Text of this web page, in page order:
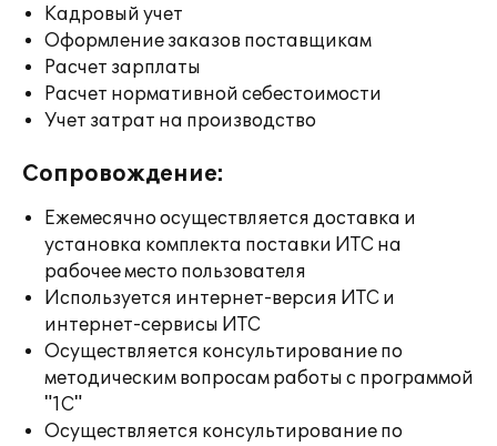
Кадровый учет
Оформление заказов поставщикам
Расчет зарплаты
Расчет нормативной себестоимости
Учет затрат на производство
Сопровождение:
Ежемесячно осуществляется доставка и
установка комплекта поставки ИТС на
рабочее место пользователя
Используется интернет-версия ИТС и
интернет-сервисы ИТС
Осуществляется консультирование по
методическим вопросам работы с программой
"1С"
Осуществляется консультирование по